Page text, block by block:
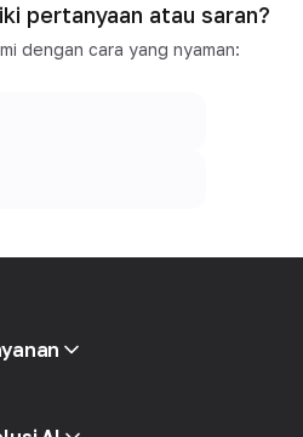
pertanyaan atau saran?
dengan cara yang nyaman:
mobile